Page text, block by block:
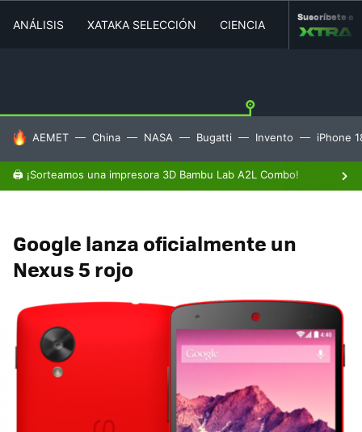
ANÁLISIS XATAKA SELECCIÓN CIENCIA MOVILIDAD
Suscríbete a
HOY SE HABLA DE
AEMET China NASA Bugatti Invento iPhone
🖨️ ¡Sorteamos una impresora 3D Bambu Lab A2L Combo!
Google lanza oficialmente un
Nexus 5 rojo